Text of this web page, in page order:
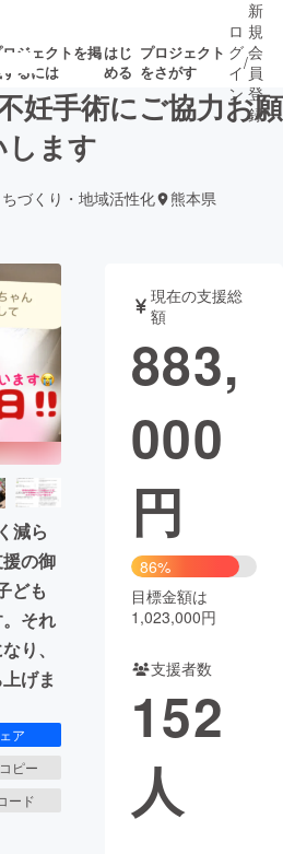
ジェクトを掲
るには
はじ
める
プロジェクト
をさがす
募集終了が近いプ
ロジェクト
もうすぐ公開
されます
音楽
ジェット ゲーム・サ
活性化
Good
CAMPFIRE Creation
納税 machi-ya コミュニティ
ロ
グ
イ
ン
/
新
規
会
員
登
録
妊手術にご協力お願
します
ちづくり・地域活性化 熊本県
減ら
の御
ども
それ
り、
げま
ア
ピー
ード
現在の支援総
額
883,
000
円
86%
目標金額は
1,023,000円
支援者数
152
人